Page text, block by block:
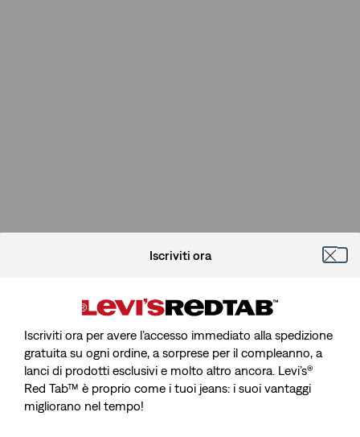
Iscriviti ora
Iscriviti ora per avere l’accesso immediato alla spedizione
gratuita su ogni ordine, a sorprese per il compleanno, a
lanci di prodotti esclusivi e molto altro ancora. Levi’s®
Red Tab™ è proprio come i tuoi jeans: i suoi vantaggi
migliorano nel tempo!